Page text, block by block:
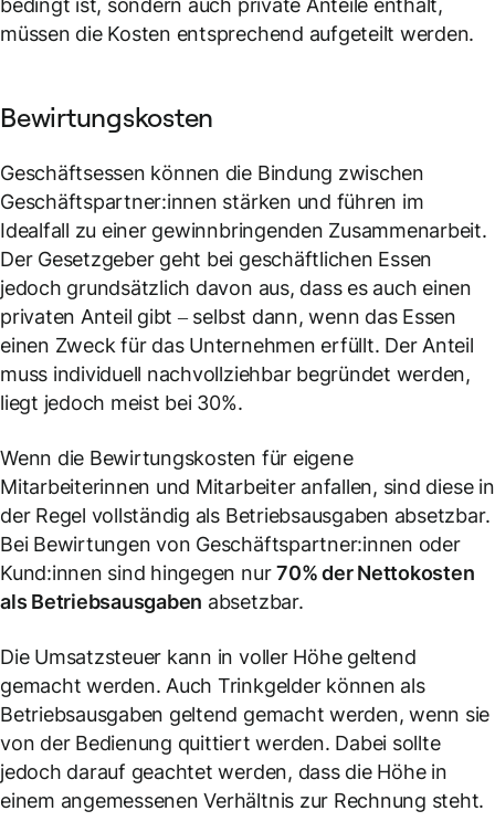
bedingt ist, sondern auch private Anteile enthält,
müssen die Kosten entsprechend aufgeteilt werden.
Bewirtungskosten
Geschäftsessen können die Bindung zwischen
Geschäftspartner:innen stärken und führen im
Idealfall zu einer gewinnbringenden Zusammenarbeit.
Der Gesetzgeber geht bei geschäftlichen Essen
jedoch grundsätzlich davon aus, dass es auch einen
privaten Anteil gibt – selbst dann, wenn das Essen
einen Zweck für das Unternehmen erfüllt. Der Anteil
muss individuell nachvollziehbar begründet werden,
liegt jedoch meist bei 30%.
Wenn die Bewirtungskosten für eigene
Mitarbeiterinnen und Mitarbeiter anfallen, sind diese in
der Regel vollständig als Betriebsausgaben absetzbar.
Bei Bewirtungen von Geschäftspartner:innen oder
Kund:innen sind hingegen nur70% der Nettokosten
als Betriebsausgaben absetzbar.
Die Umsatzsteuer kann in voller Höhe geltend
gemacht werden. Auch Trinkgelder können als
Betriebsausgaben geltend gemacht werden, wenn sie
von der Bedienung quittiert werden. Dabei sollte
jedoch darauf geachtet werden, dass die Höhe in
einem angemessenen Verhältnis zur Rechnung steht.